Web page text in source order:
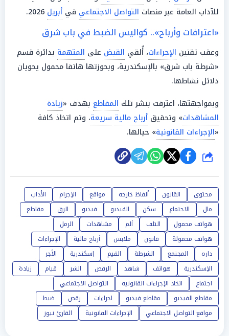
للآداب العامة عبر منصات التواصل الاجتماعي في أبريل
«اعترافات وأرباح».. كواليس الضبط في باب شرق
وعقب تقنين الإجراءات، أُلقي القبض على المتهمة بدائرة قسم
«شرطة باب شرق» بالإسكندرية، وبحوزتها هاتفا محمول يحويان
دلائل نشاطها.
وبمواجهتها، اعترفت بنشر تلك المقاطع بهدف «زيادة
المشاهدات» وتحقيق أرباح مالية سريعة، وتم اتخاذ كافة
«الإجراءات القانونية» حيالها.
شارك
محتوى القانون ألفاظ خارجه مواقع الإجرام
الأداب
مال
الاجتماع سكن الفيديو فيديو الرق
مقاطع
هواتف محمول
التلف ألم مشاهدات
الرمل
هواتف محمولة
قانون ملابس أرباح مالية
الإجراءات
داره
المجتمع الشرطة القيم إسكندرية
الأجر
الإسكندرية
هواتف شاهد الرقص الشر قيام
زيادة
اجتماع
اتخاذ الإجراءات القانونية
التواصل الاجتماعي
مقاطع الفيديو
مقاطع فيديو اجراءات رقص
ضبط
مواقع التواصل الاجتماعي
الإجراءات القانونية القارئ نيوز